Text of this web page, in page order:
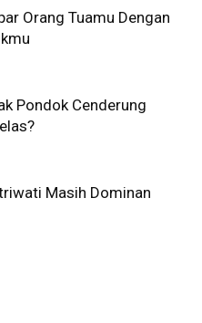
Orang Tuamu Dengan
Pondok Cenderung
Masih Dominan